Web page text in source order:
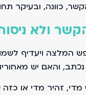
כוונה, ובעיקר
ולא
ויעדיף
והאם יש מאחוריו
זהיר מדי או